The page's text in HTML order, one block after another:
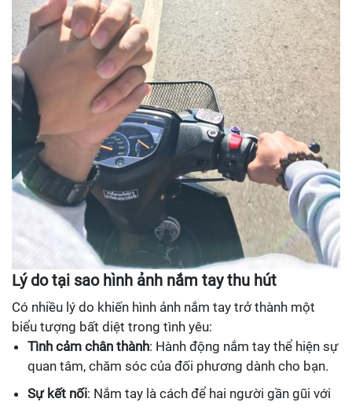
Lý do tại sao hình ảnh nắm tay thu hút
Có nhiều lý do khiến hình ảnh nắm tay trở thành một
biểu tượng bất diệt trong tình yêu:
Tình cảm chân thành: Hành động nắm tay thể hiện sự
quan tâm, chăm sóc của đối phương dành cho bạn.
Sự kết nối: Nắm tay là cách để hai người gần gũi với